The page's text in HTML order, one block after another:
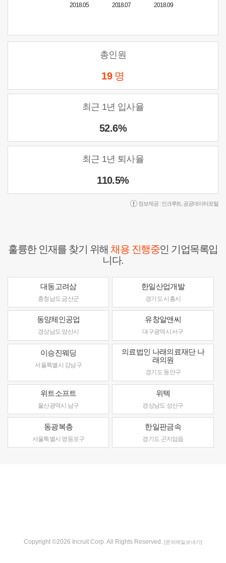
2018.05
2018.07
2018.09
총인원
19 명
최근 1년 입사율
52.6%
최근 1년 퇴사율
110.5%
정보제공 : 인크루트 공공데이터포털
훌륭한 인재를 찾기 위해채용 진행중인 기업목록입
니다.
대동고려삼
충청남도 금산군
한일산업개발
경기도 시흥시
동양체인공업
경상남도 양산시
유창알앤씨
대구광역시 서구
이승진웨딩
서울특별시 강남구
의료법인 나래의료재단 나
래의원
경기도 동안구
위트소프트
울산광역시 남구
위텍
경상남도 성산구
동광복층
서울특별시 영등포구
한일판금속
경기도 곤지암읍
Copyright ©2026 Incruit Corp. All Rights Reserved. [문의메일보내기]